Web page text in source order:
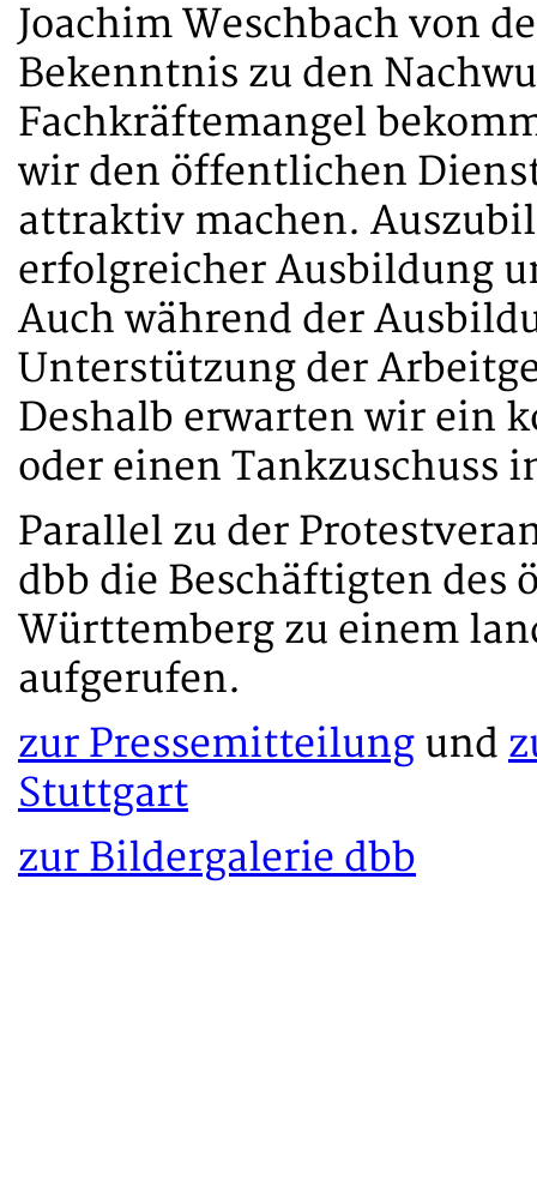
Joachim Weschbach von
Bekenntnis zu den
Fachkräftemangel
wir den öffentlichen
attraktiv machen.
erfolgreicher Ausbildung
Auch während der
Unterstützung der
Deshalb erwarten wir ein
oder einen Tankzuschuss
Parallel zu der
dbb die Beschäftigten
Württemberg zu einem
aufgerufen.
zur Pressemitteilung und
Stuttgart
zur Bildergalerie dbb